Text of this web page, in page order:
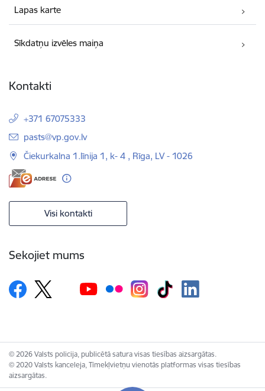
Lapas karte
Sīkdatņu izvēles maiņa
Kontakti
+371 67075333
E-pasts:
pasts@vp.gov.lv
Čiekurkalna 1.līnija 1, k- 4 , Rīga, LV - 1026
Visi kontakti
Sekojiet mums
© 2026 Valsts policija, publicētā satura visas tiesības aizsargātas.
© 2020 Valsts kanceleja, Tīmekļvietņu vienotās platformas visas tiesības
aizsargātas.